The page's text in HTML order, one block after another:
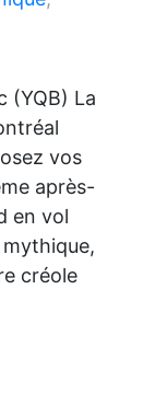
(YQB) La
vos
après-
en vol
créole